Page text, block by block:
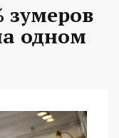
зумеров
одном